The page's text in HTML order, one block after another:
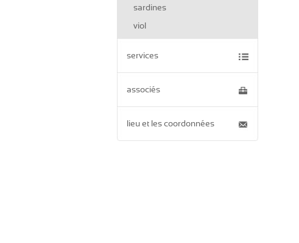
sardines
viol
services
associés
lieu et les coordonnées